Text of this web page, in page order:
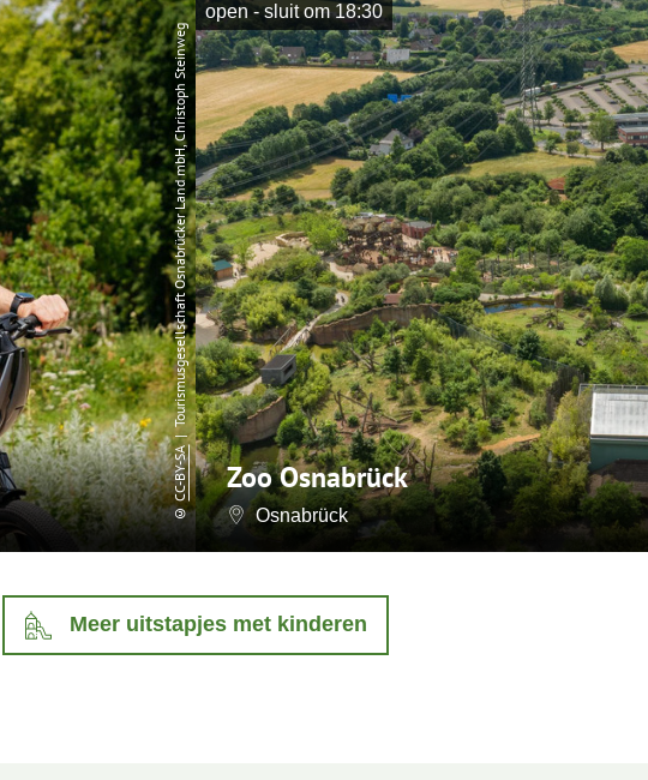
©
CC-BY-SA
| Tourismusgesellschaft Osnabrücker Land mbH, Christoph Steinweg
open - sluit om 18:30
Zoo Osnabrück
Osnabrück
Meer uitstapjes met kinderen